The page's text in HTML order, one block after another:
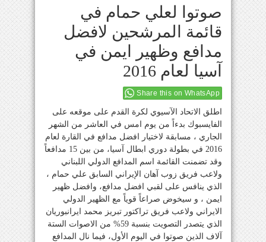
صوتوا لعلي حمام في
قائمة المرشحين لافضل
مدافع وظهير ايمن في
آسيا لعام 2016
Share this on WhatsApp
اطلق الاتحاد الآسيوي لكرة القدم على موقعه على
الفايسبوك بدءاً من يوم امس في العاشر من الشهر
الجاري ، مسابقة لاختيار افضل مدافع في القارة لعام
2016 في بطولة دوري ابطال آسيا، من بين 15 مدافعاً
وقد تضمنت القائمة اسم المدافع الدولي اللبناني
ولاعب فريق زوب آهان الإيراني السابق علي حمام ،
الذي ينافس على لقبي افضل مدافع، وافضل ظهير
ايمن ، و سيخوض صراعاً قوياً مع الظهير الدولي
الايراني ولاعب فريق تراكتور تبريز محمد ايرانبوريان
الذي يتصدر التصويت بنسبة 59% من الاصوات الستة
آلاف الذين صوتوا في اليوم الأول، فيما نال المدافع